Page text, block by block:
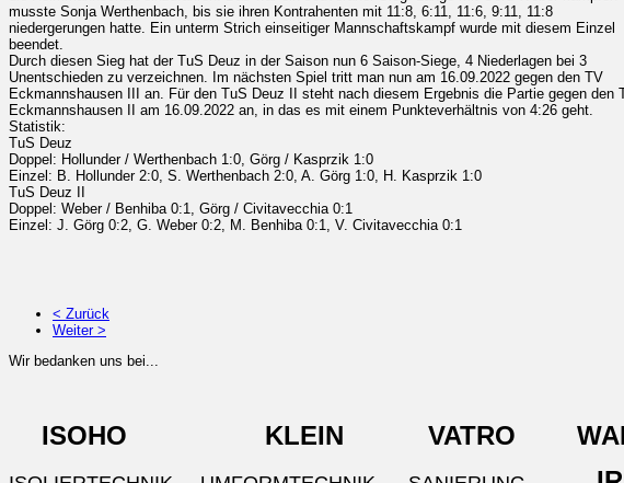
musste Sonja Werthenbach, bis sie ihren Kontrahenten mit 11:8, 6:11, 11:6, 9:11, 11:8
niedergerungen hatte. Ein unterm Strich einseitiger Mannschaftskampf wurde mit diesem Einzel
beendet.
Durch diesen Sieg hat der TuS Deuz in der Saison nun 6 Saison-Siege, 4 Niederlagen bei 3
Unentschieden zu verzeichnen. Im nächsten Spiel tritt man nun am 16.09.2022 gegen den TV
Eckmannshausen III an. Für den TuS Deuz II steht nach diesem Ergebnis die Partie gegen den
Eckmannshausen II am 16.09.2022 an, in das es mit einem Punkteverhältnis von 4:26 geht.
Statistik:
TuS Deuz
Doppel: Hollunder / Werthenbach 1:0, Görg / Kasprzik 1:0
Einzel: B. Hollunder 2:0, S. Werthenbach 2:0, A. Görg 1:0, H. Kasprzik 1:0
TuS Deuz II
Doppel: Weber / Benhiba 0:1, Görg / Civitavecchia 0:1
Einzel: J. Görg 0:2, G. Weber 0:2, M. Benhiba 0:1, V. Civitavecchia 0:1
< Zurück
Weiter >
Wir bedanken uns bei...
ISOHO KLEIN VATRO